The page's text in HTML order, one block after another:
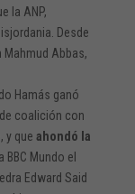
la ANP,
Desde
Abbas,
Hamás ganó
coalición con
y que ahondó la
BBC Mundo el
Edward Said